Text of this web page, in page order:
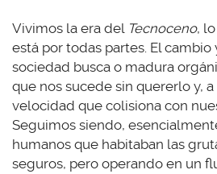
Vivimos la era del Tecnoceno,
está por todas partes. El cambio
sociedad busca o madura
que nos sucede sin quererlo y,
velocidad que colisiona con
Seguimos siendo,
humanos que habitaban las
seguros, pero operando en un